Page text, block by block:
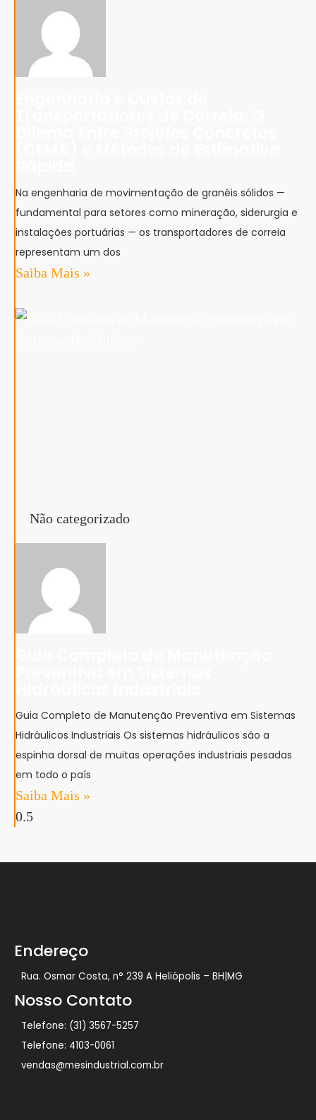
Na engenharia de movimentação de granéis sólidos —
fundamental para setores como mineração, siderurgia e
instalações portuárias — os transportadores de correia
representam um dos
Saiba Mais »
Não categorizado
Guia Completo de Manutenção Preventiva em Sistemas
Hidráulicos Industriais Os sistemas hidráulicos são a
espinha dorsal de muitas operações industriais pesadas
em todo o país
Saiba Mais »
Endereço
Rua. Osmar Costa, n° 239 A Heliópolis – BH|MG
Nosso Contato
Telefone: (31) 3567-5257
Telefone: 4103-0061
vendas@mesindustrial.com.br